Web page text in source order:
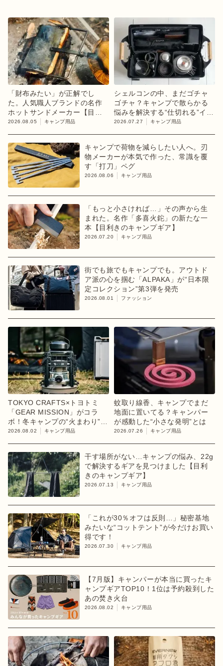
「財布みたい」が正解でし
た。人気職人ブランドの名作
ホットサンドメーカー【目利
きのキャンプギア】
2026.08.05 キャンプ用品
シェルコンの中、まだゴチャ
ゴチャ？キャンプで散らかる
悩みを解決する“仕切れる”イン
ナーケース
2026.07.27 キャンプ用品
キャンプで荷物を減らしたい人へ。刃
物メーカーが本気で作った、常識を覆
す「打刀」ペグ
2026.08.06 キャンプ用品
「もっと小さければ…」その声から生
まれた。名作「多喜火鉈」の新たな一
本【目利きのキャンプギア】
2026.07.20 キャンプ用品
街でも旅でもキャンプでも。アウトド
ア派の心を掴む「ALPAKA」が“日本限
定コレクション”第3弾を発売
2026.08.01 ファッション
TOKYO CRAFTS×トヨトミ
「GEAR MISSION」がコラ
ボ！冬キャンプの“火まわり”を
担う限定K3クッキングストー
2026.08.02 キャンプ用品
蚊取り線香、キャンプでまだ
地面に置いてる？キャンパー
が感動した“小さな発明”とは
2026.07.26 キャンプ用品
干す場所がない…キャンプの悩み、22g
で解決するギアを見つけました【目利
きのキャンプギア】
2026.07.13 キャンプ用品
「これが30％オフは反則…」秘密基地
みたいな“コットテント”が今だけお買い
得です！
2026.07.30 キャンプ用品
【7月版】キャンパーが本当に買ったキ
ャンプギアTOP10！1位は予約殺到した
あの焚き火台
2026.08.02 キャンプ用品